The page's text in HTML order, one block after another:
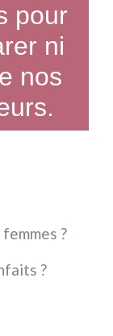
pour
ni
nos
?
?